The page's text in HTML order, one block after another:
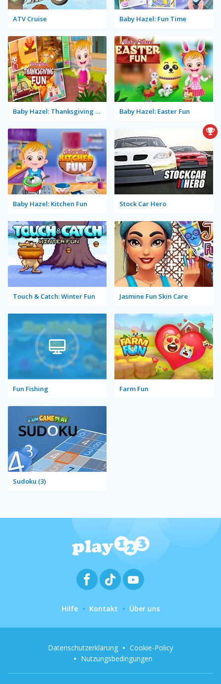
ATV Cruise Baby Hazel: Fun Time
Baby Hazel: Thanksgiving Fun Baby Hazel: Easter Fun
Baby Hazel: Kitchen Fun Stock Car Hero
Touch & Catch: Winter Fun Jasmine Fun Skin Care
Fun Fishing Farm Fun
Sudoku (3)
Hilfe Kontakt Über uns
Datenschutzerklärung
Cookie-Policy
Nutzungsbedingungen